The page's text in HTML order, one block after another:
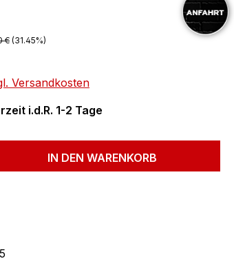
Preis:
€ (31.45%)
Versandkosten
i.d.R. 1-2 Tage
den gewünschten Wert
IN DEN WARENKORB